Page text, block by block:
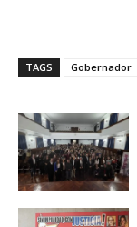
TAGS Gobernador